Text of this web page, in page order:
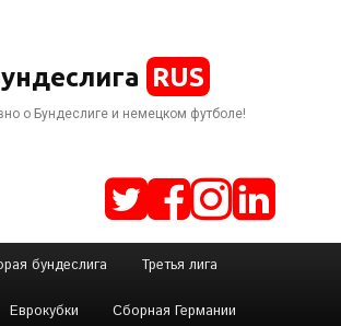
RUS
о Бундеслиге и немецком футболе!
бундеслига Третья лига
Еврокубки Сборная Германии